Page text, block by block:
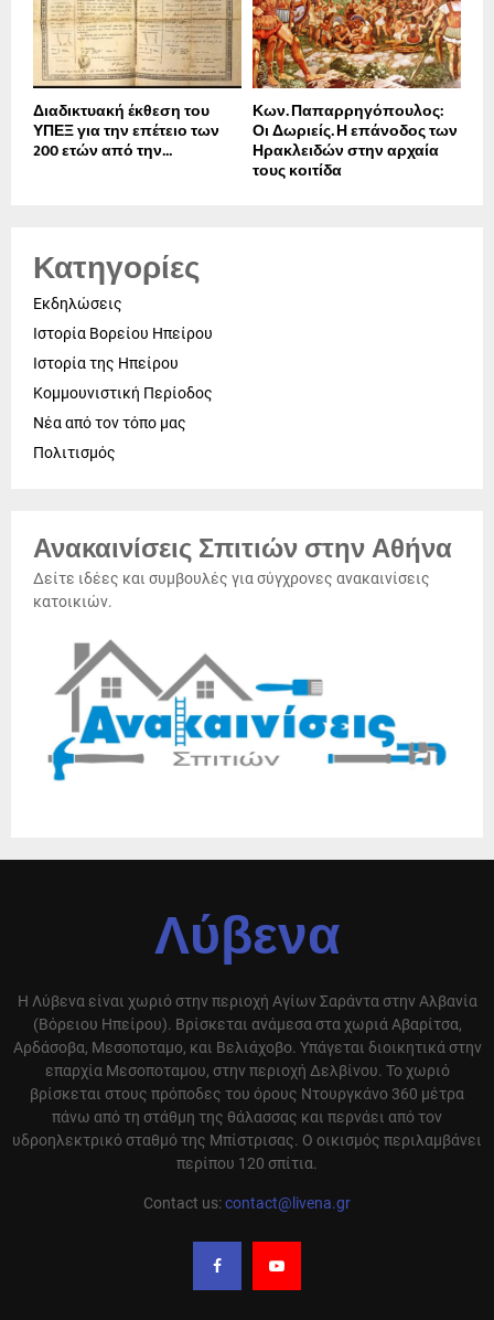
Διαδικτυακή έκθεση του
ΥΠΕΞ για την επέτειο των
200 ετών από την...
Κων. Παπαρρηγόπουλος:
Οι Δωριείς. Η επάνοδος των
Ηρακλειδών στην αρχαία
τους κοιτίδα
Κατηγορίες
Εκδηλώσεις
Ιστορία Βορείου Ηπείρου
Ιστορία της Ηπείρου
Κομμουνιστική Περίοδος
Νέα από τον τόπο μας
Πολιτισμός
Ανακαινίσεις Σπιτιών στην Αθήνα
Δείτε ιδέες και συμβουλές για σύγχρονες ανακαινίσεις
κατοικιών.
Λύβενα
Η Λύβενα είναι χωριό στην περιοχή Αγίων Σαράντα στην Αλβανία
(Βόρειου Ηπείρου). Βρίσκεται ανάμεσα στα χωριά Αβαρίτσα,
Αρδάσοβα, Μεσοποταμο, και Βελιάχοβο. Υπάγεται διοικητικά στην
επαρχία Μεσοποταμου, στην περιοχή Δελβίνου. Το χωριό
βρίσκεται στους πρόποδες του όρους Ντουργκάνο 360 μέτρα
πάνω από τη στάθμη της θάλασσας και περνάει από τον
υδροηλεκτρικό σταθμό της Μπίστρισας. Ο οικισμός περιλαμβάνει
περίπου 120 σπίτια.
Contact us:contact@livena.gr